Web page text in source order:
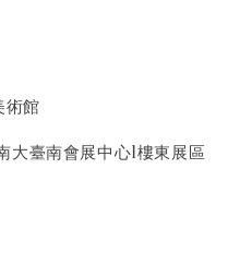
術館
臺南會展中心1樓東展區